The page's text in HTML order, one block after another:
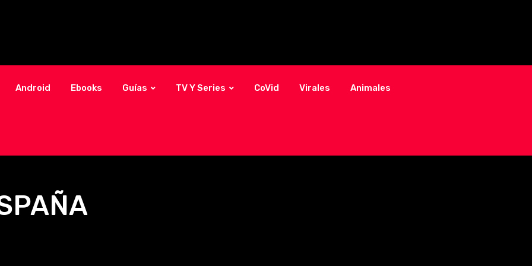
Android Ebooks Guías TV Y Series CoVid Virales Animales